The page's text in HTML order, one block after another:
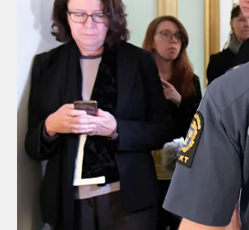
verlag
veranstaltungen
shop
fragen & hilfe
unterstützen
abo
genossenschaft